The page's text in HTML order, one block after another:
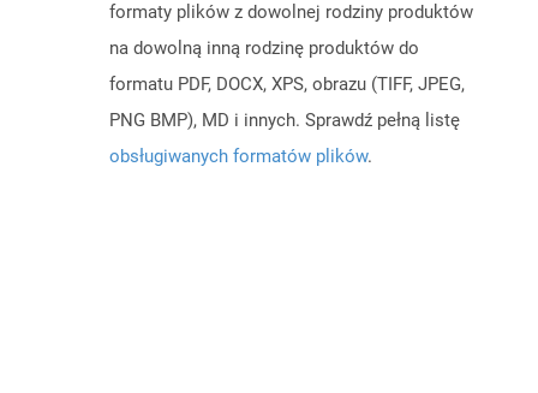
formaty plików z dowolnej rodziny produktów
na dowolną inną rodzinę produktów do
formatu PDF, DOCX, XPS, obrazu (TIFF, JPEG,
PNG BMP), MD i innych. Sprawdź pełną listę
obsługiwanych formatów plików.